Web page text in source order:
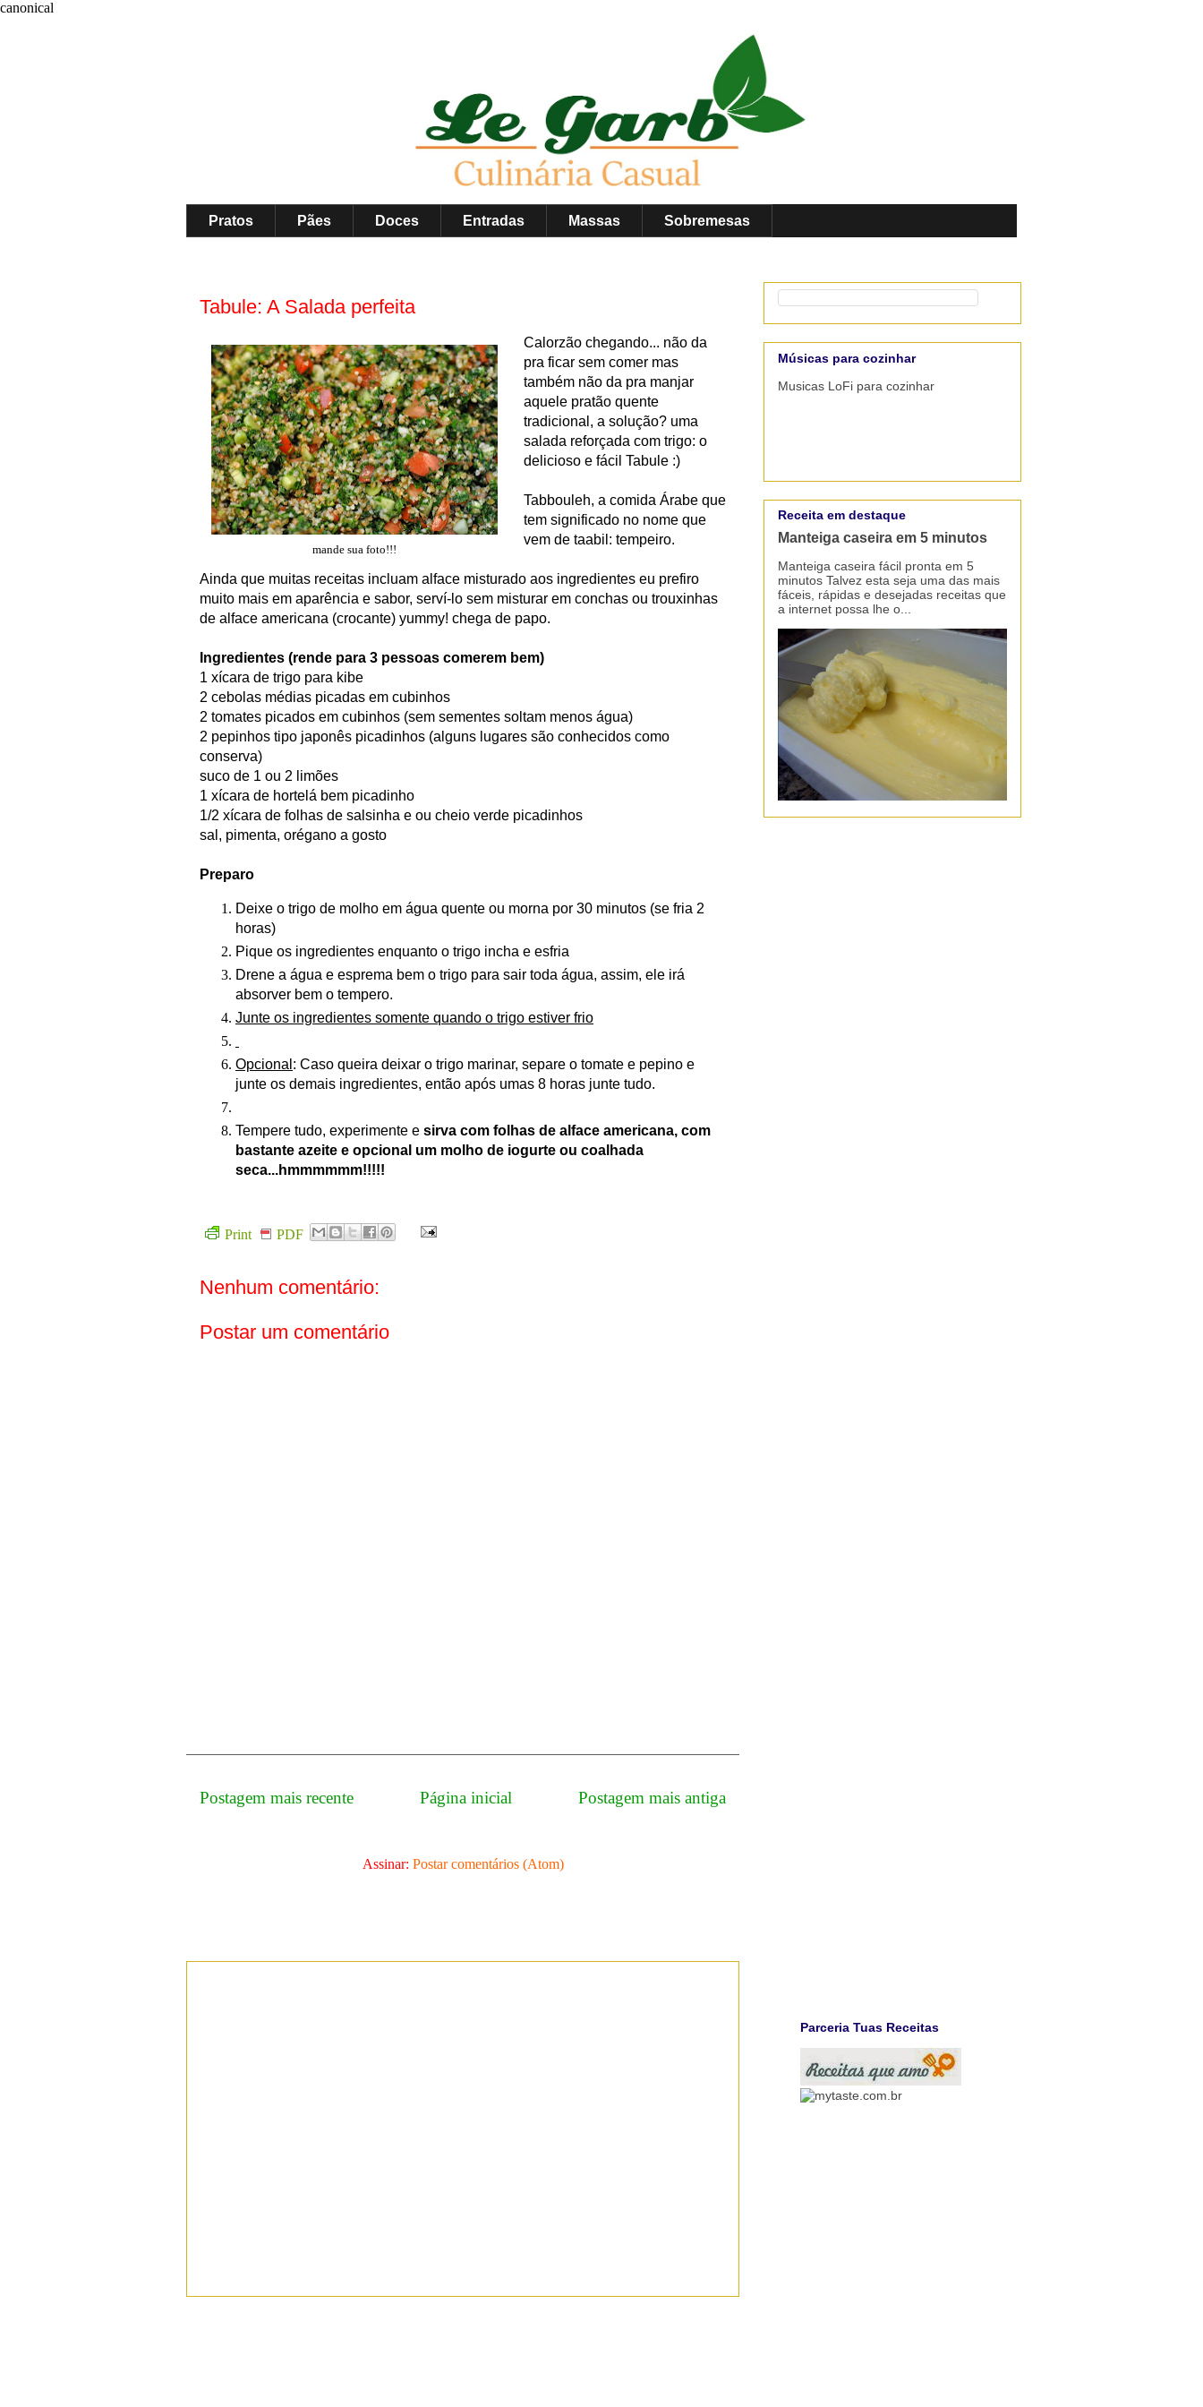
canonical
Pratos Pães Doces Entradas Massas Sobremesas
Tabule: A Salada perfeita
mande sua foto!!!
Calorzão chegando... não da
pra ficar sem comer mas
também não da pra manjar
aquele pratão quente
tradicional, a solução? uma
salada reforçada com trigo: o
delicioso e fácil Tabule :)
Tabbouleh, a comida Árabe que
tem significado no nome que
vem de taabil: tempeiro.
Ainda que muitas receitas incluam alface misturado aos ingredientes eu prefiro
muito mais em aparência e sabor, serví-lo sem misturar em conchas ou trouxinhas
de alface americana (crocante) yummy! chega de papo.
Ingredientes (rende para 3 pessoas comerem bem)
1 xícara de trigo para kibe
2 cebolas médias picadas em cubinhos
2 tomates picados em cubinhos (sem sementes soltam menos água)
2 pepinhos tipo japonês picadinhos (alguns lugares são conhecidos como
conserva)
suco de 1 ou 2 limões
1 xícara de hortelá bem picadinho
1/2 xícara de folhas de salsinha e ou cheio verde picadinhos
sal, pimenta, orégano a gosto
Preparo
Deixe o trigo de molho em água quente ou morna por 30 minutos (se fria 2
horas)
Pique os ingredientes enquanto o trigo incha e esfria
Drene a água e esprema bem o trigo para sair toda água, assim, ele irá
absorver bem o tempero.
Junte os ingredientes somente quando o trigo estiver frio
Opcional : Caso queira deixar o trigo marinar, separe o tomate e pepino e
junte os demais ingredientes, então após umas 8 horas junte tudo.
Tempere tudo, experimente e sirva com folhas de alface americana, com
bastante azeite e opcional um molho de iogurte ou coalhada
seca...hmmmmmm!!!!!
Print PDF
Nenhum comentário:
Postar um comentário
Postagem mais recente Postagem mais antiga
Página inicial
Assinar: Postar comentários (Atom)
Músicas para cozinhar
Musicas LoFi para cozinhar
Receita em destaque
Manteiga caseira em 5 minutos
Manteiga caseira fácil pronta em 5
minutos Talvez esta seja uma das mais
fáceis, rápidas e desejadas receitas que
a internet possa lhe o...
Parceria Tuas Receitas